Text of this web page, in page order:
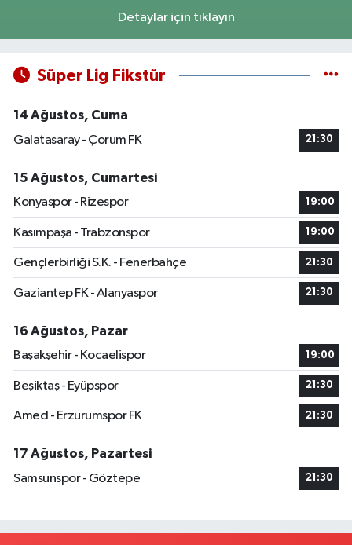
Detaylar için tıklayın
Süper Lig Fikstür
14 Ağustos, Cuma
Galatasaray - Çorum FK
21:30
15 Ağustos, Cumartesi
Konyaspor - Rizespor
19:00
Kasımpaşa - Trabzonspor 19:00
Gençlerbirliği S.K. - Fenerbahçe 21:30
Gaziantep FK - Alanyaspor 21:30
16 Ağustos, Pazar
Başakşehir - Kocaelispor
19:00
Beşiktaş - Eyüpspor 21:30
Amed - Erzurumspor FK 21:30
17 Ağustos, Pazartesi
Samsunspor - Göztepe
21:30